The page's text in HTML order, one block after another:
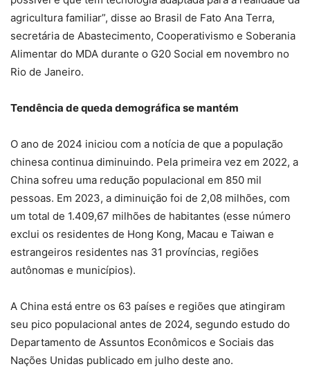
agricultura familiar”, disse ao Brasil de Fato Ana Terra,
secretária de Abastecimento, Cooperativismo e Soberania
Alimentar do MDA durante o G20 Social em novembro no
Rio de Janeiro.
Tendência de queda demográfica se mantém
O ano de 2024 iniciou com a notícia de que a população
chinesa continua diminuindo. Pela primeira vez em 2022, a
China sofreu uma redução populacional em 850 mil
pessoas. Em 2023, a diminuição foi de 2,08 milhões, com
um total de 1.409,67 milhões de habitantes (esse número
exclui os residentes de Hong Kong, Macau e Taiwan e
estrangeiros residentes nas 31 províncias, regiões
autônomas e municípios).
A China está entre os 63 países e regiões que atingiram
seu pico populacional antes de 2024, segundo estudo do
Departamento de Assuntos Econômicos e Sociais das
Nações Unidas publicado em julho deste ano.